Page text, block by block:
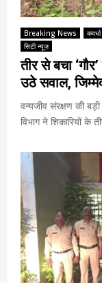
Breaking News कवर्धा
सिटी न्यूज़
तीर से बचा
उठे सवाल,
वन्यजीव संरक्षण की
विभाग ने शिकारियों के